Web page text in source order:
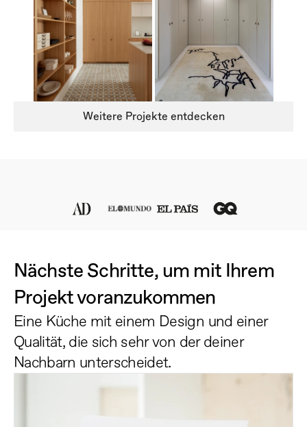
Weitere Projekte entdecken
Nächste Schritte, um mit Ihrem
Projekt voranzukommen
Eine Küche mit einem Design und einer
Qualität, die sich sehr von der deiner
Nachbarn unterscheidet.